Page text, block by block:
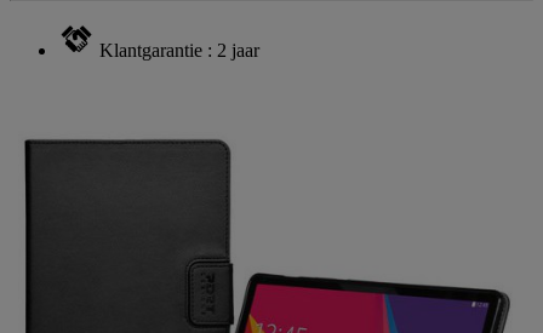
Klantgarantie : 2 jaar